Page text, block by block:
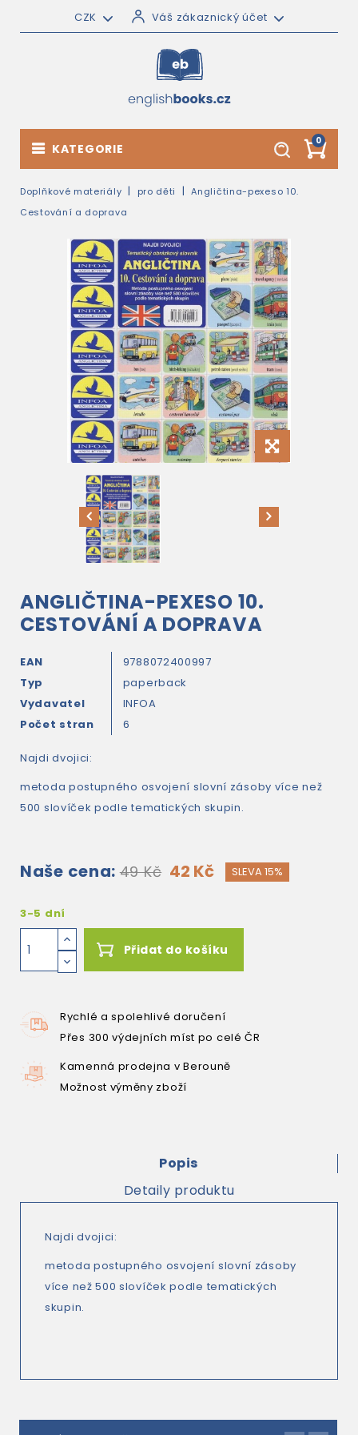
CZK Váš zákaznický účet
0
KATEGORIE
Doplňkové materiály pro děti
Angličtina-pexeso 10.
Cestování a doprava
ANGLIČTINA-PEXESO 10.
CESTOVÁNÍ A DOPRAVA
EAN
9788072400997
Typ
paperback
Vydavatel
INFOA
Počet stran
6
Najdi dvojici:
metoda postupného osvojení slovní zásoby více než
500 slovíček podle tematických skupin.
Naše cena: 49 Kč 42 Kč SLEVA 15%
3-5 dní
Přidat do košíku
Rychlé a spolehlivé doručení
Přes 300 výdejních míst po celé ČR
Kamenná prodejna v Berouně
Možnost výměny zboží
Popis
Detaily produktu
Najdi dvojici:
metoda postupného osvojení slovní zásoby
více než 500 slovíček podle tematických
skupin.